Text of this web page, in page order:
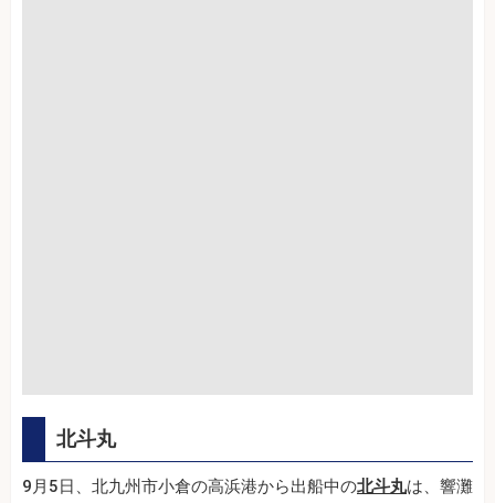
北斗丸
9月5日、北九州市小倉の高浜港から出船中の北斗丸は、響灘